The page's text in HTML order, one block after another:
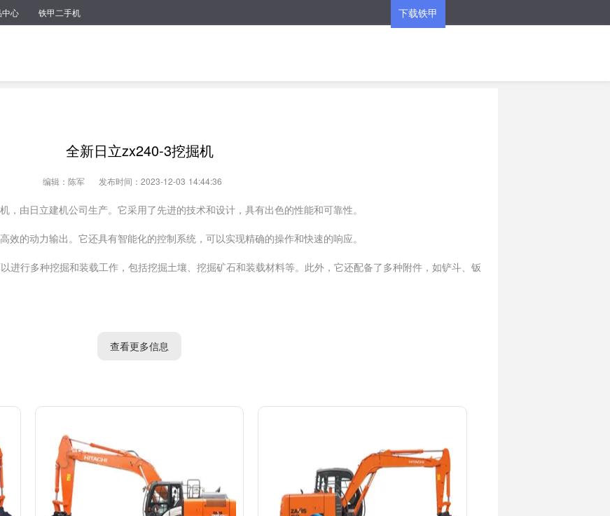
中心 铁甲二手机
下载铁甲
全新日立zx240-3挖掘机
编辑：陈军 发布时间：2023-12-03 14:44:36
由日立建机公司生产。它采用了先进的技术和设计，具有出色的性能和可靠性。
的动力输出。它还具有智能化的控制系统，可以实现精确的操作和快速的响应。
进行多种挖掘和装载工作，包括挖掘土壤、挖掘矿石和装载材料等。此外，它还配备了多种附件，如铲斗、钣
可靠和多功能的挖掘机，适用于各种建筑、挖掘和装载工作。
查看更多信息